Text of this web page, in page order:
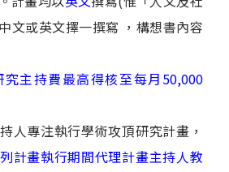
文或英文擇一撰寫 ，構想書內容
主持費最高得核至每月50,000
人專注執行學術攻頂研究計畫，
計畫執行期間代理計畫主持人教